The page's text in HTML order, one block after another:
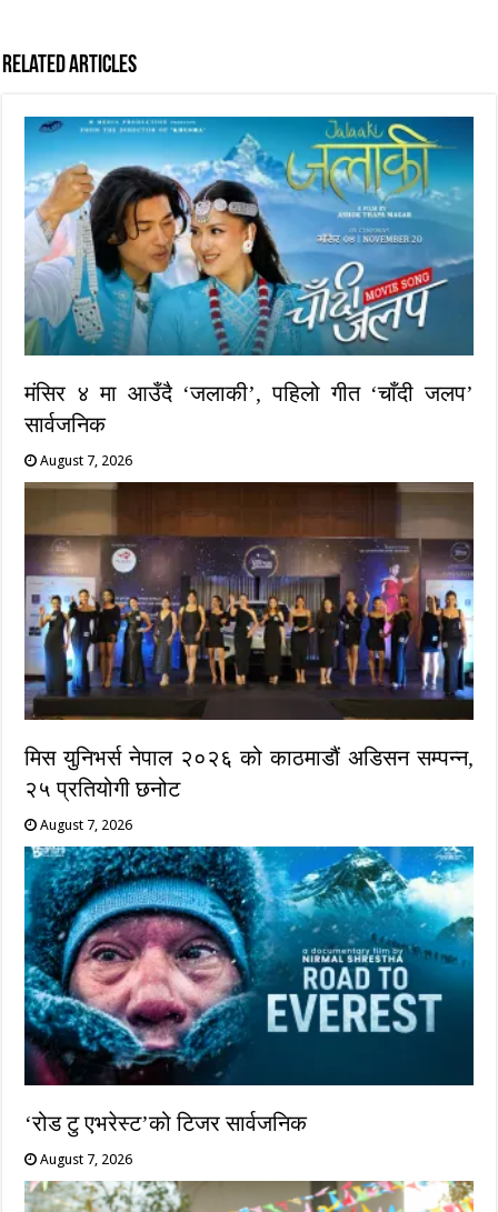
Related Articles
मंसिर ४ मा आउँदै ‘जलाकी’, पहिलो गीत ‘चाँदी जलप’
सार्वजनिक
August 7, 2026
मिस युनिभर्स नेपाल २०२६ को काठमाडौं अडिसन सम्पन्न,
२५ प्रतियोगी छनोट
August 7, 2026
‘रोड टु एभरेस्ट’को टिजर सार्वजनिक
August 7, 2026